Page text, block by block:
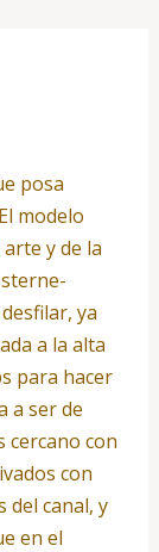
posa
modelo
y de la
ya
a la alta
para hacer
a ser de
cercano con
con
canal, y
en el